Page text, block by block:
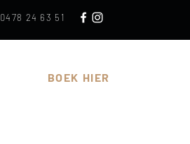
0478 24 63 51
BOEK HIER